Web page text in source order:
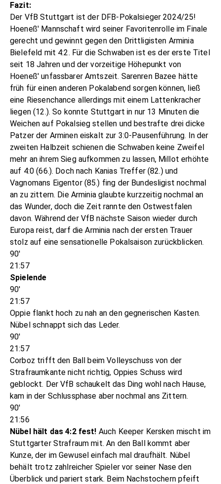
Fazit:
Der VfB Stuttgart ist der DFB-Pokalsieger 2024/25!
Hoeneß' Mannschaft wird seiner Favoritenrolle im Finale
gerecht und gewinnt gegen den Drittligisten Arminia
Bielefeld mit 4:2. Für die Schwaben ist es der erste Titel
seit 18 Jahren und der vorzeitige Höhepunkt von
Hoeneß' unfassbarer Amtszeit. Sarenren Bazee hätte
früh für einen anderen Pokalabend sorgen können, ließ
eine Riesenchance allerdings mit einem Lattenkracher
liegen (12.). So konnte Stuttgart in nur 13 Minuten die
Weichen auf Pokalsieg stellen und bestrafte drei dicke
Patzer der Arminen eiskalt zur 3:0-Pausenführung. In der
zweiten Halbzeit schienen die Schwaben keine Zweifel
mehr an ihrem Sieg aufkommen zu lassen, Millot erhöhte
auf 4:0 (66.). Doch nach Kanias Treffer (82.) und
Vagnomans Eigentor (85.) fing der Bundesligist nochmal
an zu zittern. Die Arminia glaubte kurzzeitig nochmal an
das Wunder, doch die Zeit rannte den Ostwestfalen
davon. Während der VfB nächste Saison wieder durch
Europa reist, darf die Arminia nach der ersten Trauer
stolz auf eine sensationelle Pokalsaison zurückblicken.
90'
21:57
Spielende
90'
21:57
Oppie flankt hoch zu nah an den gegnerischen Kasten.
Nübel schnappt sich das Leder.
90'
21:57
Corboz trifft den Ball beim Volleyschuss von der
Strafraumkante nicht richtig, Oppies Schuss wird
geblockt. Der VfB schaukelt das Ding wohl nach Hause,
kam in der Schlussphase aber nochmal ans Zittern.
90'
21:56
Nübel hält das 4:2 fest! Auch Keeper Kersken mischt im
Stuttgarter Strafraum mit. An den Ball kommt aber
Kunze, der im Gewusel einfach mal draufhält. Nübel
behält trotz zahlreicher Spieler vor seiner Nase den
Überblick und pariert stark. Beim Nachstochern pfeift